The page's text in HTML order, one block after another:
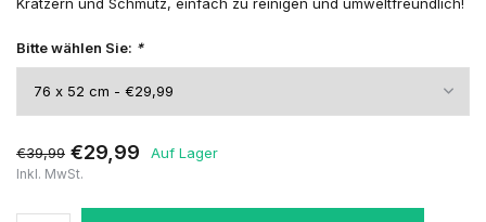
Bitte wählen Sie: *
€39,99 €29,99 Auf Lager
Inkl. MwSt.